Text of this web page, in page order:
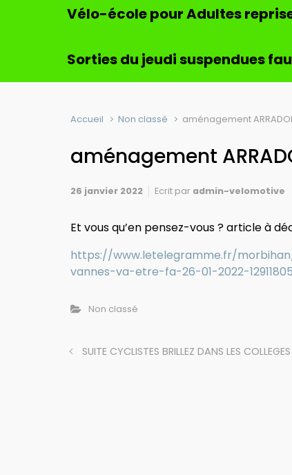
Vélo-école pour Adultes
Sorties du jeudi suspendues
Accueil Non classé aménagement
aménagement
26 janvier 2022 Ecrit par admin-velomotive
Et vous qu’en pensez-vous ? article à
https://www.letelegramme.fr/
vannes-va-etre-fa-26-01-2022-
Non classé
SUITE CYCLISTES BRILLEZ DANS LES COLLEGES